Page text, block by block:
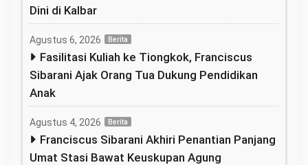
Dini di Kalbar
Agustus 6, 2026 Berita
Fasilitasi Kuliah ke Tiongkok, Franciscus
Sibarani Ajak Orang Tua Dukung Pendidikan
Anak
Agustus 4, 2026 Berita
Franciscus Sibarani Akhiri Penantian Panjang
Umat Stasi Bawat Keuskupan Agung